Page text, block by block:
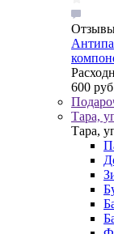
600
Тара,
Тара,